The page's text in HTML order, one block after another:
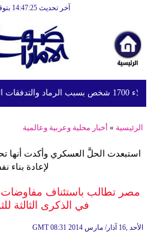
آخر تحديث 14:47:25 بتوقيت أبوظبي
الرئيسية » أخبار محلية وعربية وعالمية
استبعدت الحلَّ العسكري وأكدت أنها
لإعادة بناء
في الذكرى الثالثة
GMT 08:31 2014 الأحد ,16 آذار/ مارس